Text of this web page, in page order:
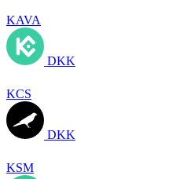
KAVA
DKK
KCS
DKK
KSM